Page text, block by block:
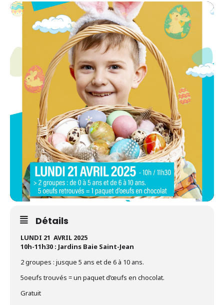
Détails
LUNDI 21 AVRIL 2025
10h-11h30 : Jardins Baie Saint-Jean
2 groupes : jusque 5 ans et de 6 à 10 ans.
5oeufs trouvés = un paquet d’œufs en chocolat.
Gratuit